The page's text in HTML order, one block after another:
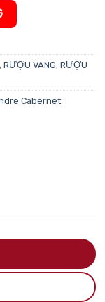
Cabernet
, RƯỢU VANG, RƯỢU
Cabernet